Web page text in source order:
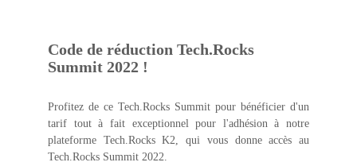
Code de réduction Tech.Rocks
Summit 2022 !
Profitez de ce Tech.Rocks Summit pour bénéficier d'un
tarif tout à fait exceptionnel pour l'adhésion à notre
plateforme Tech.Rocks K2, qui vous donne accès au
Tech.Rocks Summit 2022.